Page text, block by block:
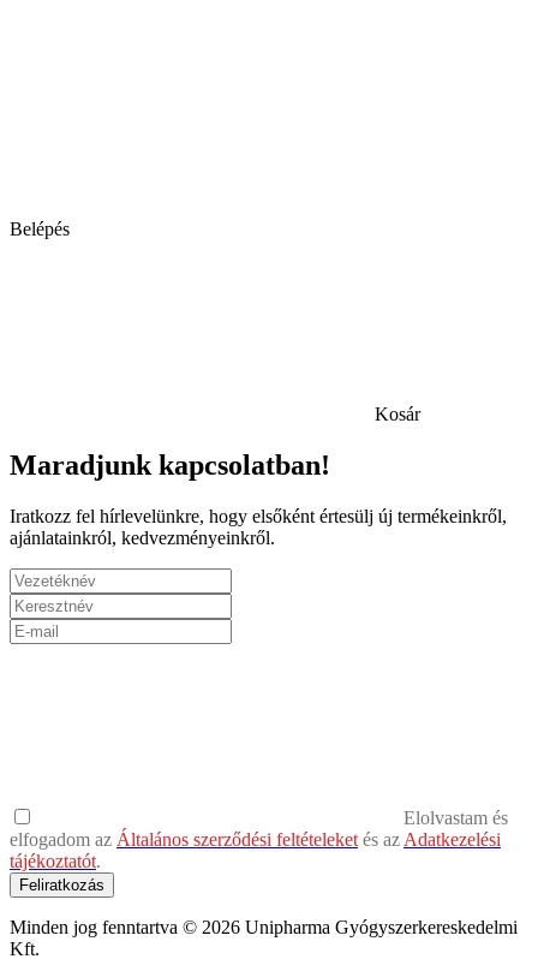
Belépés
Kosár
Maradjunk kapcsolatban!
Iratkozz fel hírlevelünkre, hogy elsőként értesülj új termékeinkről,
ajánlatainkról, kedvezményeinkről.
Elolvastam és
elfogadom az Általános szerződési feltételeket és az Adatkezelési
tájékoztatót.
Feliratkozás
Minden jog fenntartva © 2026 Unipharma Gyógyszerkereskedelmi
Kft.